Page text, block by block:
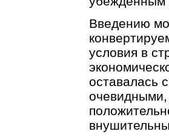
Введению
условия в
оставалась